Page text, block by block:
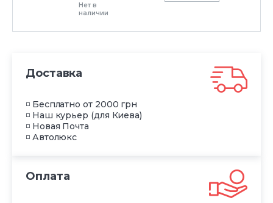
Нет в
наличии
Доставка
◽ Бесплатно от 2000 грн
◽ Наш курьер (для Киева)
◽ Новая Почта
◽ Автолюкс
Оплата